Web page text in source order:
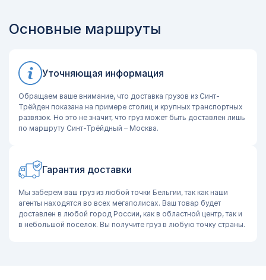
Основные маршруты
Уточняющая информация
Обращаем ваше внимание, что доставка грузов из Синт-
Трёйден показана на примере столиц и крупных транспортных
развязок. Но это не значит, что груз может быть доставлен лишь
по маршруту Синт-Трёйдный – Москва.
Гарантия доставки
Мы заберем ваш груз из любой точки Бельгии, так как наши
агенты находятся во всех мегаполисах. Ваш товар будет
доставлен в любой город России, как в областной центр, так и
в небольшой поселок. Вы получите груз в любую точку страны.